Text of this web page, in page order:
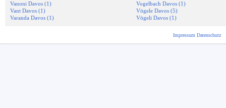
Vanoni Davos (1)
Vant Davos (1)
Varanda Davos (1)
Vogelbach Davos (1)
Vögele Davos (5)
Vögeli Davos (1)
Impressum Datenschutz